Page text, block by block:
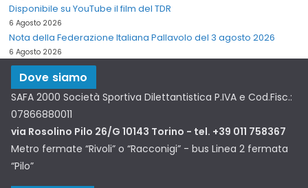
Disponibile su YouTube il film del TDR
6 Agosto 2026
Nota della Federazione Italiana Pallavolo del 3 agosto 2026
6 Agosto 2026
Dove siamo
SAFA 2000 Società Sportiva Dilettantistica P.IVA e Cod.Fisc.:
07866880011
via Rosolino Pilo 26/G 10143 Torino - tel. +39 011 758367
Metro fermate “Rivoli” o “Racconigi” - bus Linea 2 fermata
“Pilo”